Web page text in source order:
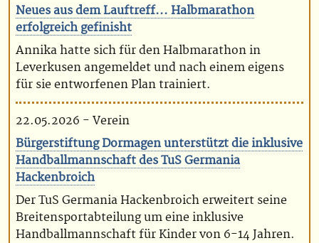
Neues aus dem Lauftreff... Halbmarathon
erfolgreich gefinisht
Annika hatte sich für den Halbmarathon in
Leverkusen angemeldet und nach einem eigens
für sie entworfenen Plan trainiert.
22.05.2026 - Verein
Bürgerstiftung Dormagen unterstützt die inklusive
Handballmannschaft des TuS Germania
Hackenbroich
Der TuS Germania Hackenbroich erweitert seine
Breitensportabteilung um eine inklusive
Handballmannschaft für Kinder von 6-14 Jahren.